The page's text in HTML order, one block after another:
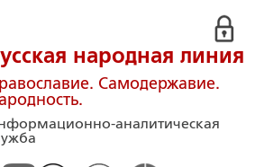
народная линия
Самодержавие.
аналитическая